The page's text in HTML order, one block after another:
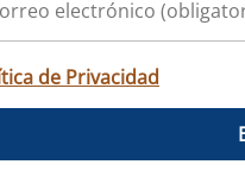
de Privacidad